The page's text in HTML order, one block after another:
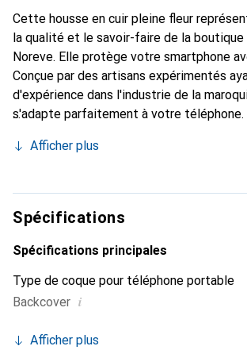
Cette housse en cuir pleine fleur
la qualité et le savoir-faire de la boutique
Noreve. Elle protège votre smartphone
Conçue par des artisans expérimentés
d'expérience dans l'industrie de la
s'adapte parfaitement à votre téléphone.
peau. Elle devient l'accessoire chic et
produits de haute qualité, la marque
fiable pour une clientèle exigeante.
Afficher plus
Spécifications
Spécifications principales
Type de coque pour téléphone portable
Backcover i
Afficher plus